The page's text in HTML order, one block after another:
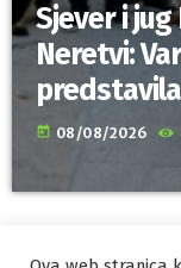
Sjever i
Neretvi:
Maratona
today 08/08/2026